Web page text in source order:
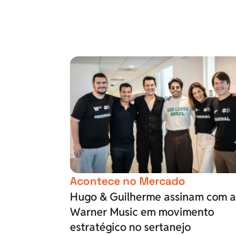
Acontece no Mercado
Hugo & Guilherme assinam com a
Warner Music em movimento
estratégico no sertanejo